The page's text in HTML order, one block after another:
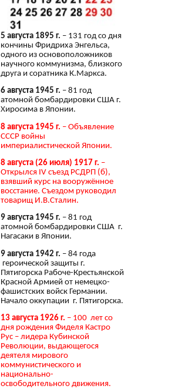
5 августа 1895 г. – 131 год со дня
кончины Фридриха Энгельса,
одного из основоположников
научного коммунизма, близкого
друга и соратника К.Маркса.
6 августа 1945 г. – 81 год
атомной бомбардировки США г.
Хиросима в Японии.
8 августа 1945 г. – Объявление
СССР войны
империалистической Японии.
8 августа (26 июля) 1917 г. –
Открылся IV съезд РСДРП (б),
взявший курс на вооружённое
восстание. Съездом руководил
товарищ И.В.Сталин.
9 августа 1945 г. – 81 год
атомной бомбардировки США г.
Нагасаки в Японии.
9 августа 1942 г. – 84 года
героической защиты г.
Пятигорска Рабоче-Крестьянской
Красной Армией от немецко-
фашистских войск Германии.
Начало оккупации г. Пятигорска.
13 августа 1926 г. – 100 лет со
дня рождения Фиделя Кастро
Рус – лидера Кубинской
Революции, выдающегося
деятеля мирового
коммунистического и
национально-
освободительного движения.